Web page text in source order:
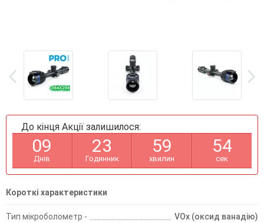
До кінця Акції залишилося:
09
Днів
23
Годинник
59
хвилин
54
сек
Короткі характеристики
Тип мікроболометр -
VOx (оксид ванадію)